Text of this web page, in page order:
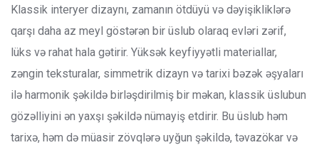
Klassik interyer dizaynı, zamanın ötdüyü və dəyişikliklərə
qarşı daha az meyl göstərən bir üslub olaraq evləri zərif,
lüks və rahat hala gətirir. Yüksək keyfiyyətli materiallar,
zəngin teksturalar, simmetrik dizayn və tarixi bəzək əşyaları
ilə harmonik şəkildə birləşdirilmiş bir məkan, klassik üslubun
gözəlliyini ən yaxşı şəkildə nümayiş etdirir. Bu üslub həm
tarixə, həm də müasir zövqlərə uyğun şəkildə, təvazökar və